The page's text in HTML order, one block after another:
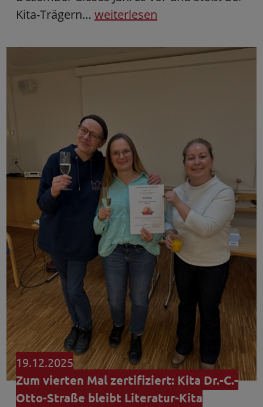
Kita-Trägern… weiterlesen
19.12.2025
Zum vierten Mal zertifiziert: Kita Dr.-C.-
Otto-Straße bleibt Literatur-Kita